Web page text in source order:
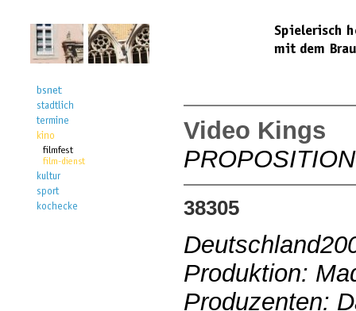
Video Kings
PROPOSITION
38305
Produktion:
Produzenten: